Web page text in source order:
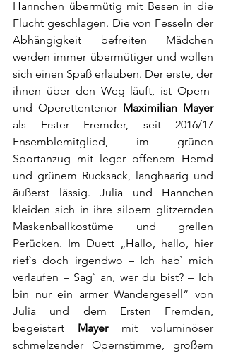
Hannchen übermütig mit Besen in die
Flucht geschlagen. Die von Fesseln der
Abhängigkeit befreiten Mädchen
werden immer übermütiger und wollen
sich einen Spaß erlauben. Der erste, der
ihnen über den Weg läuft, ist Opern-
und Operettentenor Maximilian Mayer
als Erster Fremder, seit 2016/17
Ensemblemitglied, im grünen
Sportanzug mit leger offenem Hemd
und grünem Rucksack, langhaarig und
äußerst lässig. Julia und Hannchen
kleiden sich in ihre silbern glitzernden
Maskenballkostüme und grellen
Perücken. Im Duett „Hallo, hallo, hier
rief`s doch irgendwo – Ich hab` mich
verlaufen – Sag` an, wer du bist? – Ich
bin nur ein armer Wandergesell“ von
Julia und dem Ersten Fremden,
begeistert Mayer mit voluminöser
schmelzender Opernstimme, großem